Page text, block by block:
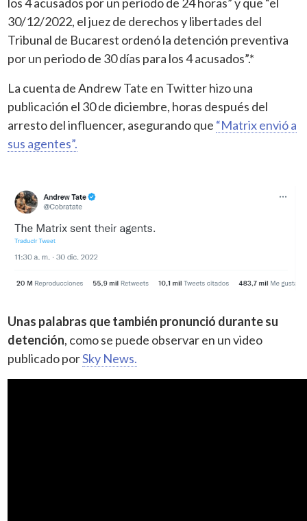
30/12/2022, el juez de derechos y libertades del
Tribunal de Bucarest ordenó la detención preventiva
por un periodo de 30 días para los 4 acusados”.*
La cuenta de Andrew Tate en Twitter hizo una
publicación el 30 de diciembre, horas después del
arresto del influencer, asegurando que “Matrix envió a
sus agentes”.
Unas palabras que también pronunció durante su
detención, como se puede observar en un video
publicado porSky News.